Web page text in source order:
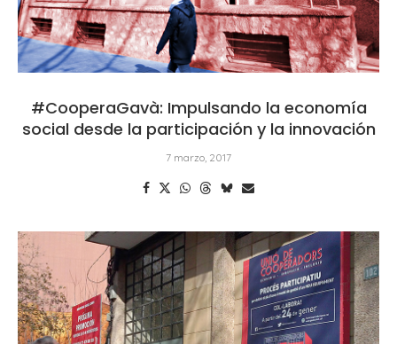
#CooperaGavà: Impulsando la economía
social desde la participación y la innovación
7 marzo, 2017